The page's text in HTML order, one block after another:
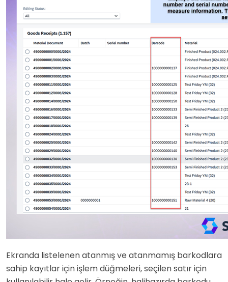
Ekranda listelenen atanmış ve atanmamış barkodlara
sahip kayıtlar için işlem düğmeleri, seçilen satır için